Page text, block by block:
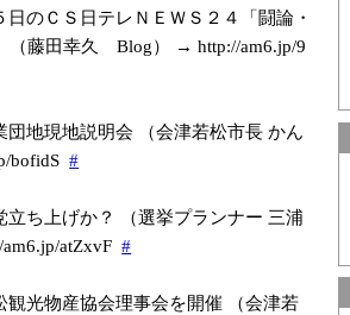
のＣＳ日テレＮＥＷＳ２４「闘論・
（藤田幸久 Blog） → http://am6.jp/9
地現地説明会 （会津若松市長 かん
bofidS #
ち上げか？ （選挙プランナー 三浦
atZxvF #
観光物産協会理事会を開催 （会津若